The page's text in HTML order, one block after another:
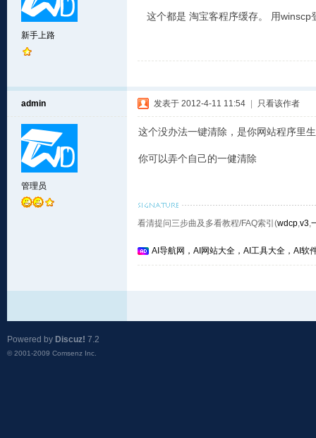
新手上路
这个都是 淘宝客程序缓存。 用winscp
admin
管理员
发表于 2012-4-11 11:54 只看该作者
这个没办法一键清除，是你网站程序里
你可以弄个自己的一健清除
看清提问三步曲及多看教程/FAQ索引(wdcp,v3,
AI导航网，AI网站大全，AI工具大全，AI软
Powered by Discuz! 7.2
© 2001-2009 Comsenz Inc.